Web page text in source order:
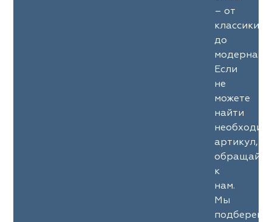
– от
классики
до
модерна.
Если
не
можете
найти
артикул,
к
нам.
Мы
подберем